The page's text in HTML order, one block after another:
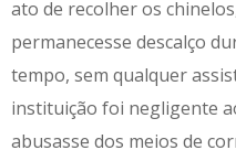
ato de recolher os
permanecesse descalço
tempo, sem qualquer
instituição foi negligente
abusasse dos meios de